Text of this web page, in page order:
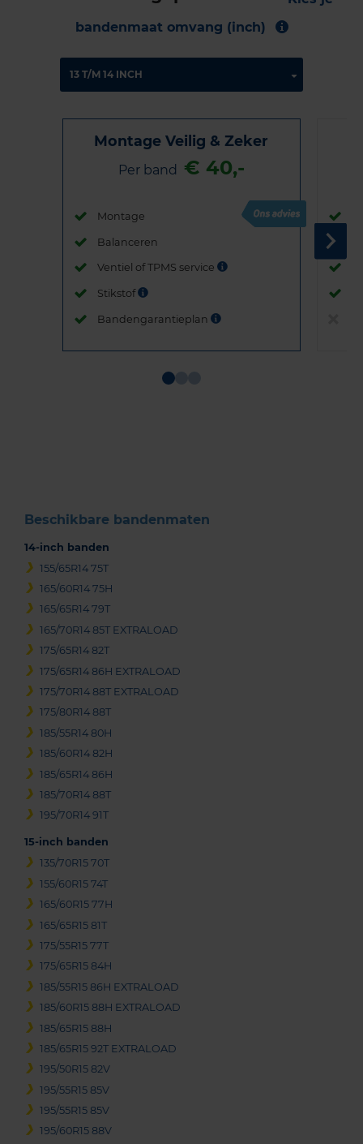
bandenmaat omvang (inch)
Montage Veilig & Zeker
Per band € 40,-
Montage
Balanceren
Ventiel of TPMS service
Stikstof
Bandengarantieplan
Beschikbare bandenmaten
14-inch banden
155/65R14 75T
165/60R14 75H
165/65R14 79T
165/70R14 85T EXTRALOAD
175/65R14 82T
175/65R14 86H EXTRALOAD
175/70R14 88T EXTRALOAD
175/80R14 88T
185/55R14 80H
185/60R14 82H
185/65R14 86H
185/70R14 88T
195/70R14 91T
15-inch banden
135/70R15 70T
155/60R15 74T
165/60R15 77H
165/65R15 81T
175/55R15 77T
175/65R15 84H
185/55R15 86H EXTRALOAD
185/60R15 88H EXTRALOAD
185/65R15 88H
185/65R15 92T EXTRALOAD
195/50R15 82V
195/55R15 85V
195/55R15 85V
195/60R15 88V